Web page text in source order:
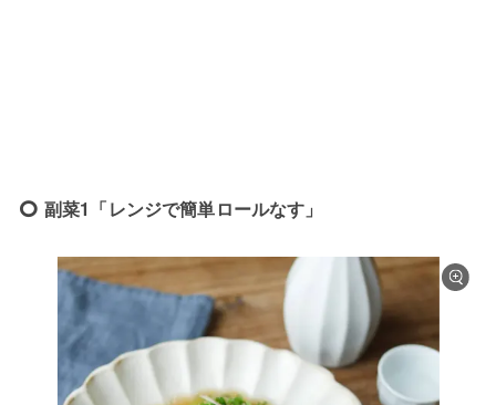
副菜1「レンジで簡単ロールなす」